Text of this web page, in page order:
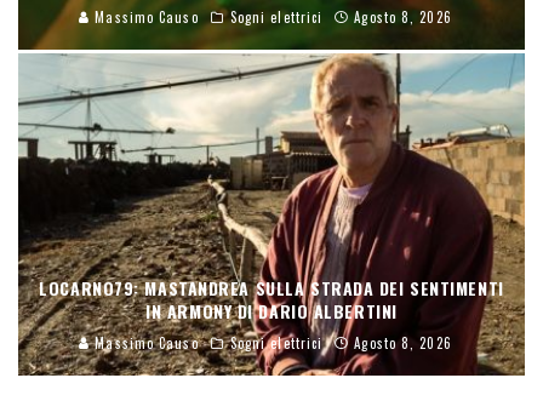
Massimo Causo Sogni elettrici Agosto 8, 2026
LOCARNO79: MASTANDREA SULLA STRADA DEI SENTIMENTI
IN ARMONY DI DARIO ALBERTINI
Massimo Causo Sogni elettrici Agosto 8, 2026